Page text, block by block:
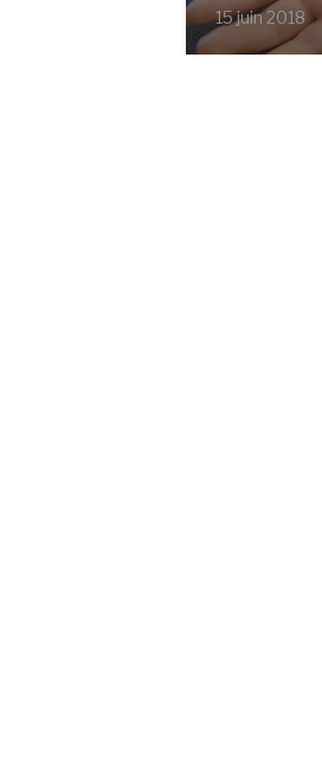
15 juin 2018